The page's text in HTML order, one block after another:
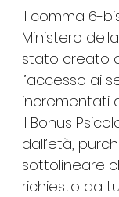
Il comma 6-
Ministero
stato creato
l’accesso ai
incrementati
Il Bonus
dall’età,
sottolineare
richiesto da